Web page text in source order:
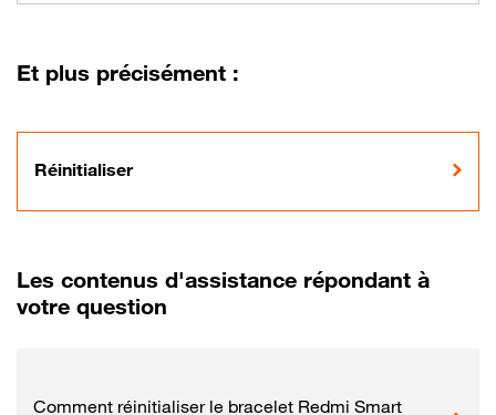
Et plus précisément :
Réinitialiser
Les contenus d'assistance répondant à
votre question
Comment réinitialiser le bracelet Redmi Smart